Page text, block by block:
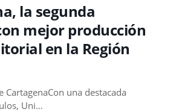
la segunda
mejor producción
en la Región
CartagenaCon una destacada
Uni…